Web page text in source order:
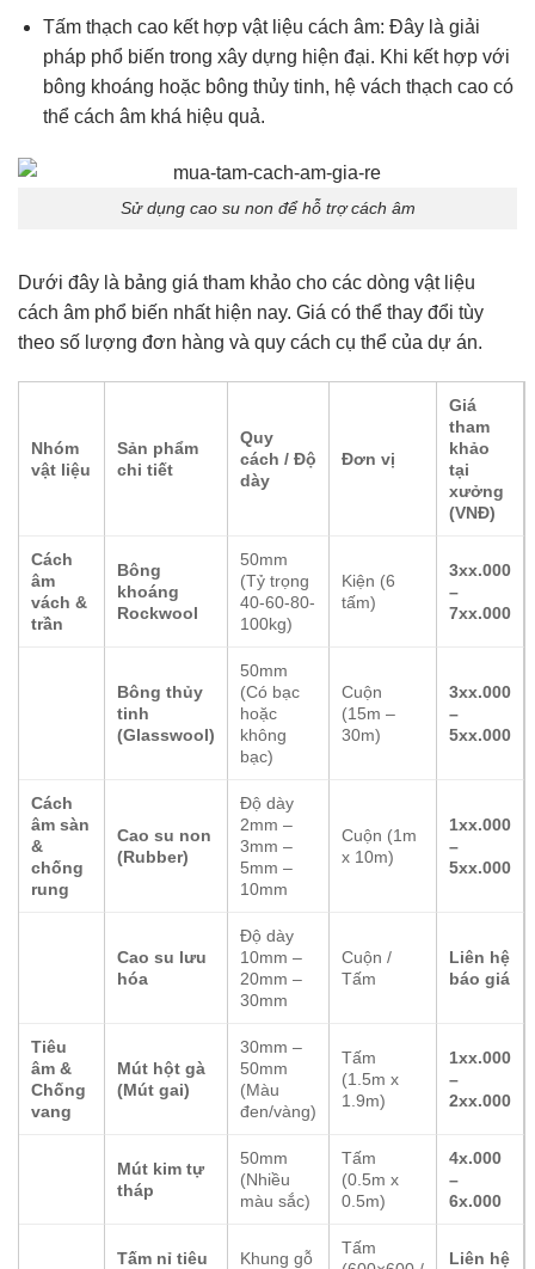
Tấm thạch cao kết hợp vật liệu cách âm: Đây là giải
pháp phổ biến trong xây dựng hiện đại. Khi kết hợp với
bông khoáng hoặc bông thủy tinh, hệ vách thạch cao có
thể cách âm khá hiệu quả.
Sử dụng cao su non để hỗ trợ cách âm
Dưới đây là bảng giá tham khảo cho các dòng vật liệu
cách âm phổ biến nhất hiện nay. Giá có thể thay đổi tùy
theo số lượng đơn hàng và quy cách cụ thể của dự án.
Nhóm
vật liệu
Sản phẩm
chi tiết
Quy
cách / Độ
dày
Đơn vị
Giá
tham
khảo
tại
xưởng
(VNĐ)
Cách
âm
vách &
trần
Bông
khoáng
Rockwool
50mm
(Tỷ trọng
40-60-80-
100kg)
Kiện (6
tấm)
3xx.000
–
7xx.000
Bông thủy
tinh
(Glasswool)
50mm
(Có bạc
hoặc
không
bạc)
Cuộn
(15m –
30m)
3xx.000
–
5xx.000
Cách
âm sàn
&
chống
rung
Cao su non
(Rubber)
Độ dày
2mm –
3mm –
5mm –
10mm
Cuộn (1m
x 10m)
1xx.000
–
5xx.000
Cao su lưu
hóa
Độ dày
10mm –
20mm –
30mm
Cuộn /
Tấm
Liên hệ
báo giá
Tiêu
âm &
Chống
vang
Mút hột gà
(Mút gai)
30mm –
50mm
(Màu
đen/vàng)
Tấm
(1.5m x
1.9m)
1xx.000
–
2xx.000
Mút kim tự
tháp
50mm
(Nhiều
màu sắc)
Tấm
(0.5m x
0.5m)
4x.000
–
6x.000
Tấm nỉ tiêu Khung gỗ
Tấm
Liên hệ